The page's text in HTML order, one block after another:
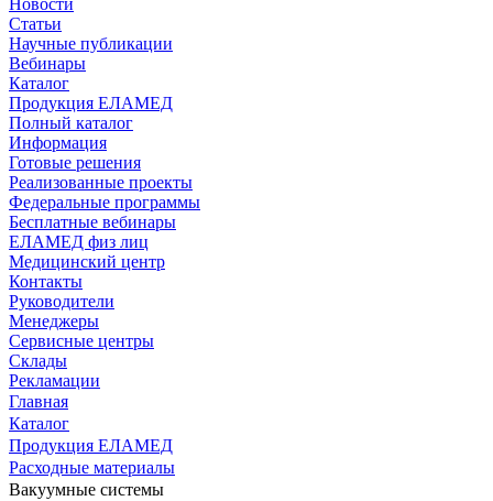
Новости
Статьи
Научные публикации
Вебинары
Каталог
Продукция ЕЛАМЕД
Полный каталог
Информация
Готовые решения
Реализованные проекты
Федеральные программы
Бесплатные вебинары
ЕЛАМЕД физ лиц
Медицинский центр
Контакты
Руководители
Менеджеры
Сервисные центры
Склады
Рекламации
Главная
Каталог
Продукция ЕЛАМЕД
Расходные материалы
Вакуумные системы